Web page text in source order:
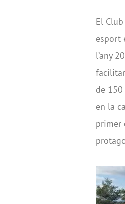
El
esport
l’any
de
en la
primer